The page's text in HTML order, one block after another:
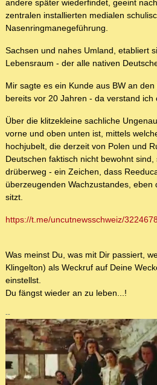
andere später wiederfindet, geeint
zentralen installierten medialen
Nasenringmanegeführung.
Sachsen und nahes Umland, etabliert
Lebensraum - der alle nativen
Mir sagte es ein Kunde aus BW an
bereits vor 20 Jahren - da verstand ich
Über die klitzekleine sachliche
vorne und oben unten ist, mittels
hochjubelt, die derzeit von Polen und
Deutschen faktisch nicht bewohnt
drüberweg - ein Zeichen, dass
überzeugenden Wachzustandes,
sitzt.
https://t.me/uncutnewsschweiz/
Was meinst Du, was mit Dir passiert,
Klingelton) als Weckruf auf Deine
einstellst.
Du fängst wieder an zu leben...!
--